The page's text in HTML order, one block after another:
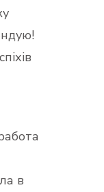
в